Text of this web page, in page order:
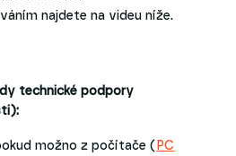
najdete na videu níže.
technické podpory
možno z počítače ( PC